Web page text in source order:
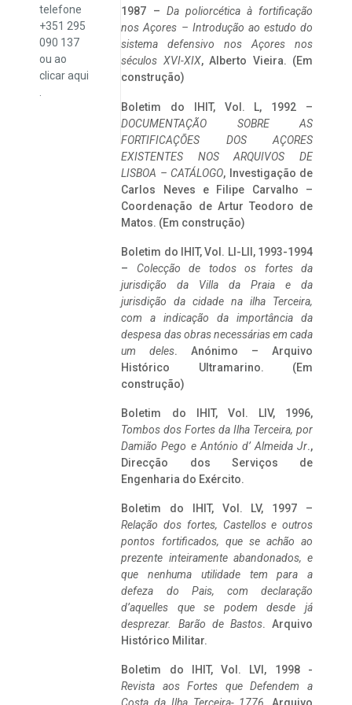
telefone
+351 295
090 137
ou ao
clicaraqui
1987 – Da poliorcética à fortificação
nos Açores – Introdução ao estudo do
sistema defensivo nos Açores nos
séculos XVI-XIX, Alberto Vieira. (Em
construção)
Boletim do IHIT, Vol. L, 1992 –
DOCUMENTAÇÃO SOBRE AS
FORTIFICAÇÕES DOS AÇORES
EXISTENTES NOS ARQUIVOS DE
LISBOA – CATÁLOGO, Investigação de
Carlos Neves e Filipe Carvalho –
Coordenação de Artur Teodoro de
Matos. (Em construção)
Boletim do IHIT, Vol. LI-LII, 1993-1994
– Colecção de todos os fortes da
jurisdição da Villa da Praia e da
jurisdição da cidade na ilha Terceira,
com a indicação da importância da
despesa das obras necessárias em cada
um deles. Anónimo – Arquivo
Histórico Ultramarino. (Em
construção)
Boletim do IHIT, Vol. LIV, 1996,
Tombos dos Fortes da Ilha Terceira, por
Damião Pego e António d’ Almeida Jr.,
Direcção dos Serviços de
Engenharia do Exército.
Boletim do IHIT, Vol. LV, 1997 –
Relação dos fortes, Castellos e outros
pontos fortificados, que se achão ao
prezente inteiramente abandonados, e
que nenhuma utilidade tem para a
defeza do Pais, com declaração
d’aquelles que se podem desde já
desprezar. Barão de Bastos. Arquivo
Histórico Militar.
Boletim do IHIT, Vol. LVI, 1998 -
Revista aos Fortes que Defendem a